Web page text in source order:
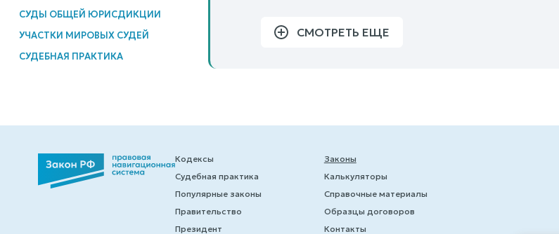
СУДЫ ОБЩЕЙ ЮРИСДИКЦИИ
УЧАСТКИ МИРОВЫХ СУДЕЙ
СУДЕБНАЯ ПРАКТИКА
СМОТРЕТЬ ЕЩЕ
Кодексы
Судебная практика
Популярные законы
Правительство
Президент
Законы
Калькуляторы
Справочные материалы
Образцы договоров
Контакты